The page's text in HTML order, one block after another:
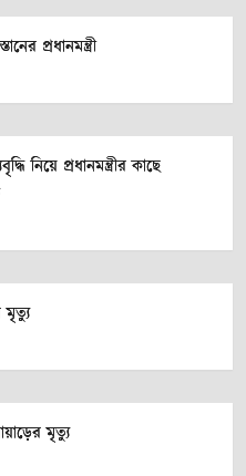
প্রধানমন্ত্রী
নিয়ে প্রধানমন্ত্রীর কাছে
মৃত্যু
মৃত্যু